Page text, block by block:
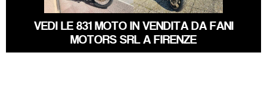
VEDI LE 831 MOTO IN VENDITA DA FANI
MOTORS SRL A FIRENZE